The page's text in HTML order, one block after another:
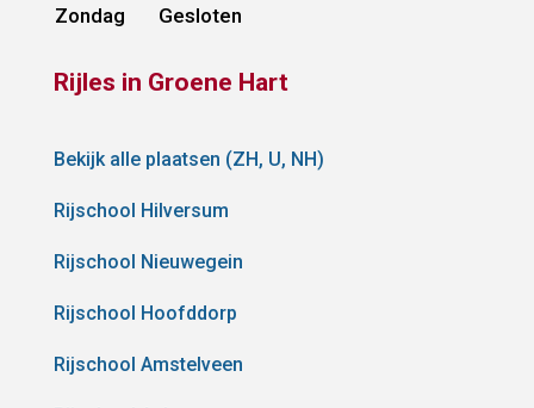
Zondag
Gesloten
Rijles in Groene Hart
Bekijk alle plaatsen (ZH, U, NH)
Rijschool Hilversum
Rijschool Nieuwegein
Rijschool Hoofddorp
Rijschool Amstelveen